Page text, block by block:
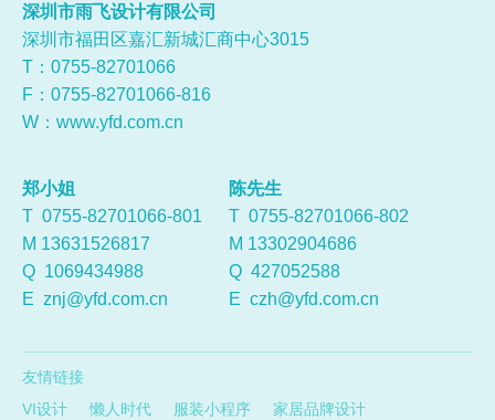
深圳市雨飞设计有限公司
深圳市福田区嘉汇新城汇商中心3015
T：0755-82701066
F：0755-82701066-816
W： www.yfd.com.cn
郑小姐
T 0755-82701066-801
M 13631526817
Q 1069434988
E znj@yfd.com.cn
陈先生
T 0755-82701066-802
M 13302904686
Q 427052588
E czh@yfd.com.cn
友情链接
VI设计
懒人时代 服装小程序 家居品牌设计